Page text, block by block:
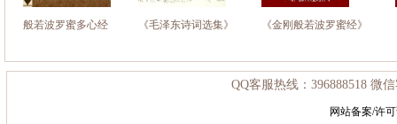
般若波罗蜜多心经 《毛泽东诗词选集》 《金刚般若波罗蜜经》
QQ客服热线：396888518 微
网站备案/许